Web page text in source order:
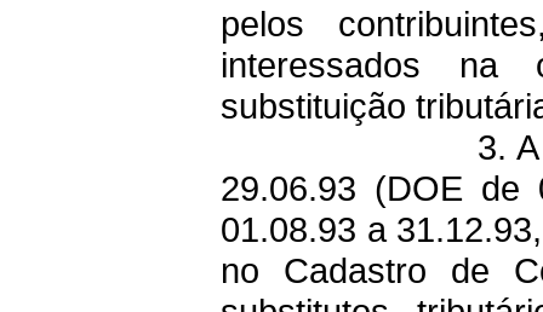
pelos
interessados na
substituição
3.
29.06.93 (DOE de
01.08.93 a
no Cadastro de